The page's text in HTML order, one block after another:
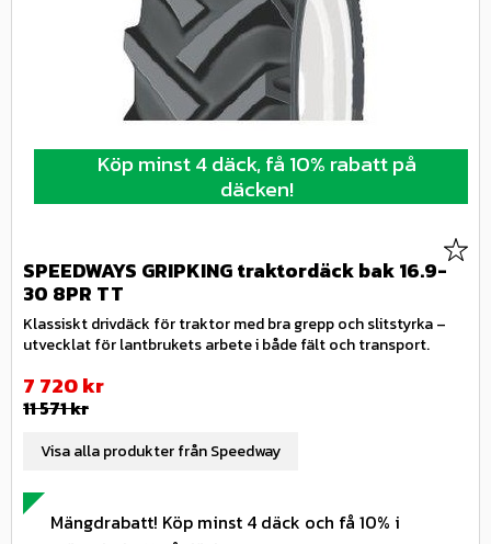
Köp minst 4 däck, få 10% rabatt på
däcken!
SPEEDWAYS GRIPKING traktordäck bak 16.9-
30 8PR TT
Klassiskt drivdäck för traktor med bra grepp och slitstyrka –
utvecklat för lantbrukets arbete i både fält och transport.
Mängdrabatt! Köp minst 4 däck och få 10% i
Nedsatt pris:
7 720kr
Ordinarie pris:
11 571kr
Visa alla produkter från Speedway